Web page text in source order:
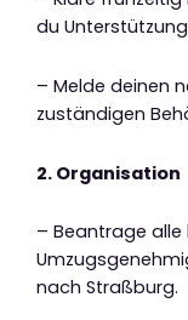
du
– Melde deinen
zuständigen
2. Organisation
– Beantrage
nach Straßburg.